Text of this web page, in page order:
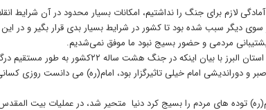
لازم برای جنگ را نداشتیم، امکانات بسیار محدود در آن شرایط
دیگر سبب شده بود تا کشور در شرایط بسیار بدی قرار بگیر و در این
مردمی و حضور بسیج نبود ما موفق نمی‌شدیم.
مدیرکل بنیاد شهید و امور ایثارگران استان البرز با بیان اینکه در جنگ هشت ساله
صبر و دوراندیشی امام خیلی تاثیرگزار بود، امام(ره) می دانست روزی
توده های مردم را بسیج کرد دنیا متحیر شد، در عملیات بیت